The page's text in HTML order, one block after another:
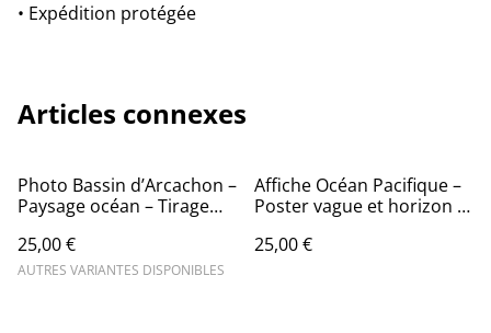
• Expédition protégée
Articles connexes
Photo Bassin d’Arcachon –
Paysage océan – Tirage
25,00 €
AUTRES VARIANTES DISPONIBLES
Affiche Océan Pacifique –
Poster vague et horizon –
25,00 €